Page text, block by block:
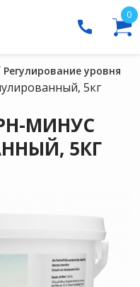
0
Регулирование уровня
5кг
РН-МИНУС
5КГ